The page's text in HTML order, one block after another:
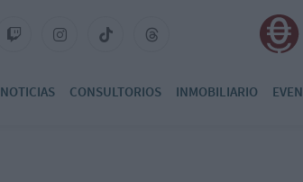
NOTICIAS CONSULTORIOS INMOBILIARIO